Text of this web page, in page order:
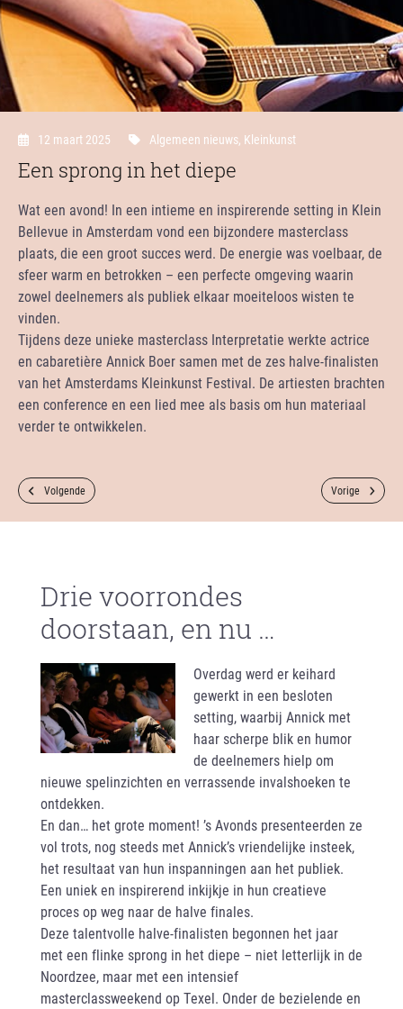
12 maart 2025 Algemeen nieuws, Kleinkunst
Een sprong in het diepe
Wat een avond! In een intieme en inspirerende setting in Klein
Bellevue in Amsterdam vond een bijzondere masterclass
plaats, die een groot succes werd. De energie was voelbaar, de
sfeer warm en betrokken – een perfecte omgeving waarin
zowel deelnemers als publiek elkaar moeiteloos wisten te
vinden.
Tijdens deze unieke masterclass Interpretatie werkte actrice
en cabaretière Annick Boer samen met de zes halve-finalisten
van het Amsterdams Kleinkunst Festival. De artiesten brachten
een conference en een lied mee als basis om hun materiaal
verder te ontwikkelen.
Volgende Vorige
Drie voorrondes
doorstaan, en nu …
Overdag werd er keihard
gewerkt in een besloten
setting, waarbij Annick met
haar scherpe blik en humor
de deelnemers hielp om
nieuwe spelinzichten en verrassende invalshoeken te
ontdekken.
En dan… het grote moment! ’s Avonds presenteerden ze
vol trots, nog steeds met Annick’s vriendelijke insteek,
het resultaat van hun inspanningen aan het publiek.
Een uniek en inspirerend inkijkje in hun creatieve
proces op weg naar de halve finales.
Deze talentvolle halve-finalisten begonnen het jaar
met een flinke sprong in het diepe – niet letterlijk in de
Noordzee, maar met een intensief
masterclassweekend op Texel. Onder de bezielende en